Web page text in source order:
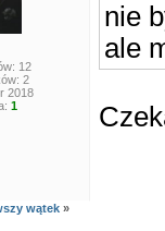
12
2
2018
1
nie
ale
wątek »